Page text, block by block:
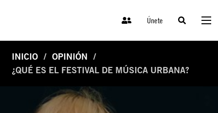
Únete
INICIO
OPINIÓN
¿QUÉ ES EL FESTIVAL DE MÚSICA URBANA?